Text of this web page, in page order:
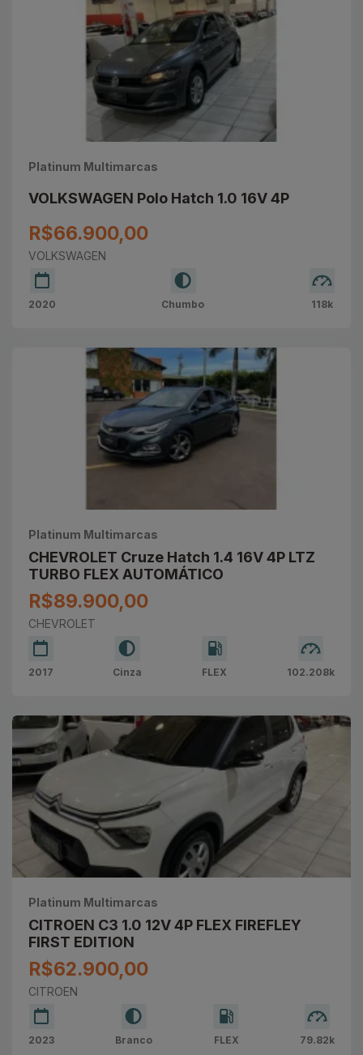
Platinum Multimarcas
VOLKSWAGEN Polo Hatch 1.0 16V 4P
R$66.900,00
VOLKSWAGEN
2020 Chumbo 118k
Platinum Multimarcas
CHEVROLET Cruze Hatch 1.4 16V 4P LTZ
TURBO FLEX AUTOMÁTICO
R$89.900,00
CHEVROLET
2017 Cinza FLEX 102.208k
Platinum Multimarcas
CITROEN C3 1.0 12V 4P FLEX FIREFLEY
FIRST EDITION
R$62.900,00
CITROEN
2023 Branco FLEX 79.82k